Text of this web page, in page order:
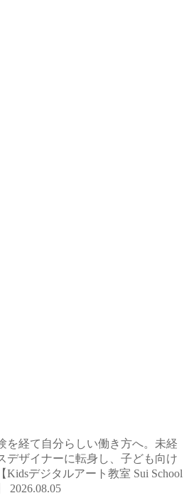
を経て自分らしい働き方へ。未経
デザイナーに転身し、子ども向け
Kidsデジタルアート教室 Sui School
2026.08.05